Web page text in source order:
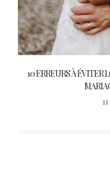
10 ERREURS À ÉVITER